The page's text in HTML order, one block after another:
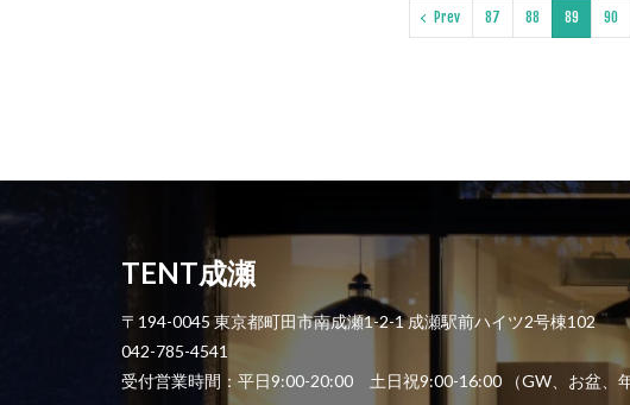
Prev 87 88 89 90
TENT成瀬
〒194-0045 東京都町田市南成瀬1-2-1 成瀬駅前ハイツ2号棟102
042-785-4541
受付営業時間：平日9:00-20:00 土日祝9:00-16:00 （GW、お盆、